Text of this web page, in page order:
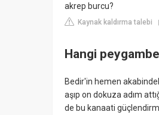
akrep burcu?
Kaynak kaldırma talebi
Hangi
Bedir'in hemen
aşıp on dokuza adım
de bu kanaati